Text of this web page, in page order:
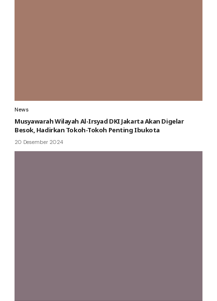
News
Musyawarah Wilayah Al-Irsyad DKI Jakarta Akan Digelar
Besok, Hadirkan Tokoh-Tokoh Penting Ibukota
20 Desember 2024